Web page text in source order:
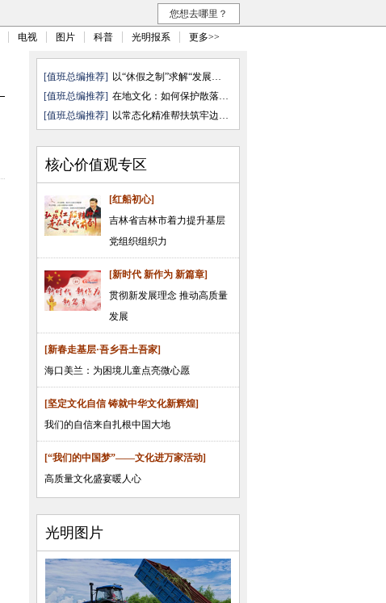
您想去哪里？
电视 图片 科普 光明报系 更多>>
[值班总编推荐]
以“休假之制”求解“发展之需”
[值班总编推荐]
在地文化：如何保护散落的文化“ ...
[值班总编推荐]
以常态化精准帮扶筑牢边疆民族地 ...
核心价值观专区
[红船初心]
吉林省吉林市着力提升基层
党组织组织力
[新时代 新作为 新篇章]
贯彻新发展理念 推动高质量
发展
[新春走基层·吾乡吾土吾家]
海口美兰：为困境儿童点亮微心愿
[坚定文化自信 铸就中华文化新辉煌]
我们的自信来自扎根中国大地
[“我们的中国梦”——文化进万家活动]
高质量文化盛宴暖人心
光明图片